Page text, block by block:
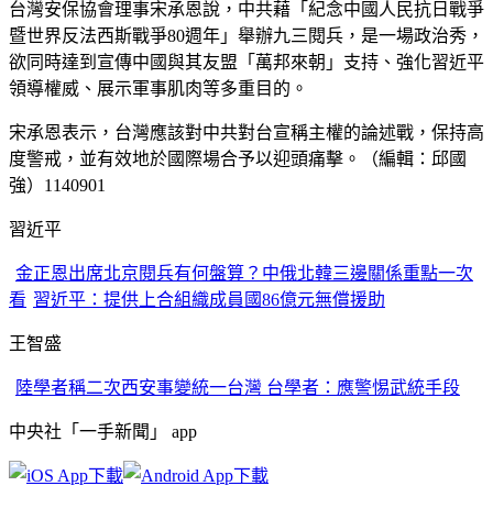
台灣安保協會理事宋承恩說，中共藉「紀念中國人民抗日戰爭
暨世界反法西斯戰爭80週年」舉辦九三閱兵，是一場政治秀，
欲同時達到宣傳中國與其友盟「萬邦來朝」支持、強化習近平
領導權威、展示軍事肌肉等多重目的。
宋承恩表示，台灣應該對中共對台宣稱主權的論述戰，保持高
度警戒，並有效地於國際場合予以迎頭痛擊。（編輯：邱國
強）1140901
習近平
金正恩出席北京閱兵有何盤算？中俄北韓三邊關係重點一次
看 習近平：提供上合組織成員國86億元無償援助
王智盛
陸學者稱二次西安事變統一台灣 台學者：應警惕武統手段
中央社「一手新聞」 app